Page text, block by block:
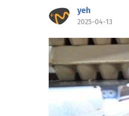
yeh
2025-04-13